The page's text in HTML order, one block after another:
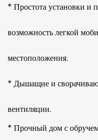
* Простота установки и
возможность легкой
местоположения.
* Дышащие и
вентиляции.
* Прочный дом с